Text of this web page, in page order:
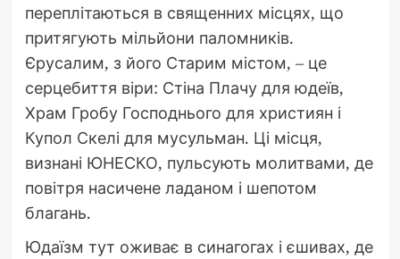
переплітаються в священних місцях, що
притягують мільйони паломників.
Єрусалим, з його Старим містом, – це
серцебиття віри: Стіна Плачу для юдеїв,
Храм Гробу Господнього для християн і
Купол Скелі для мусульман. Ці місця,
визнані ЮНЕСКО, пульсують молитвами, де
повітря насичене ладаном і шепотом
благань.
Юдаїзм тут оживає в синагогах і єшивах, де